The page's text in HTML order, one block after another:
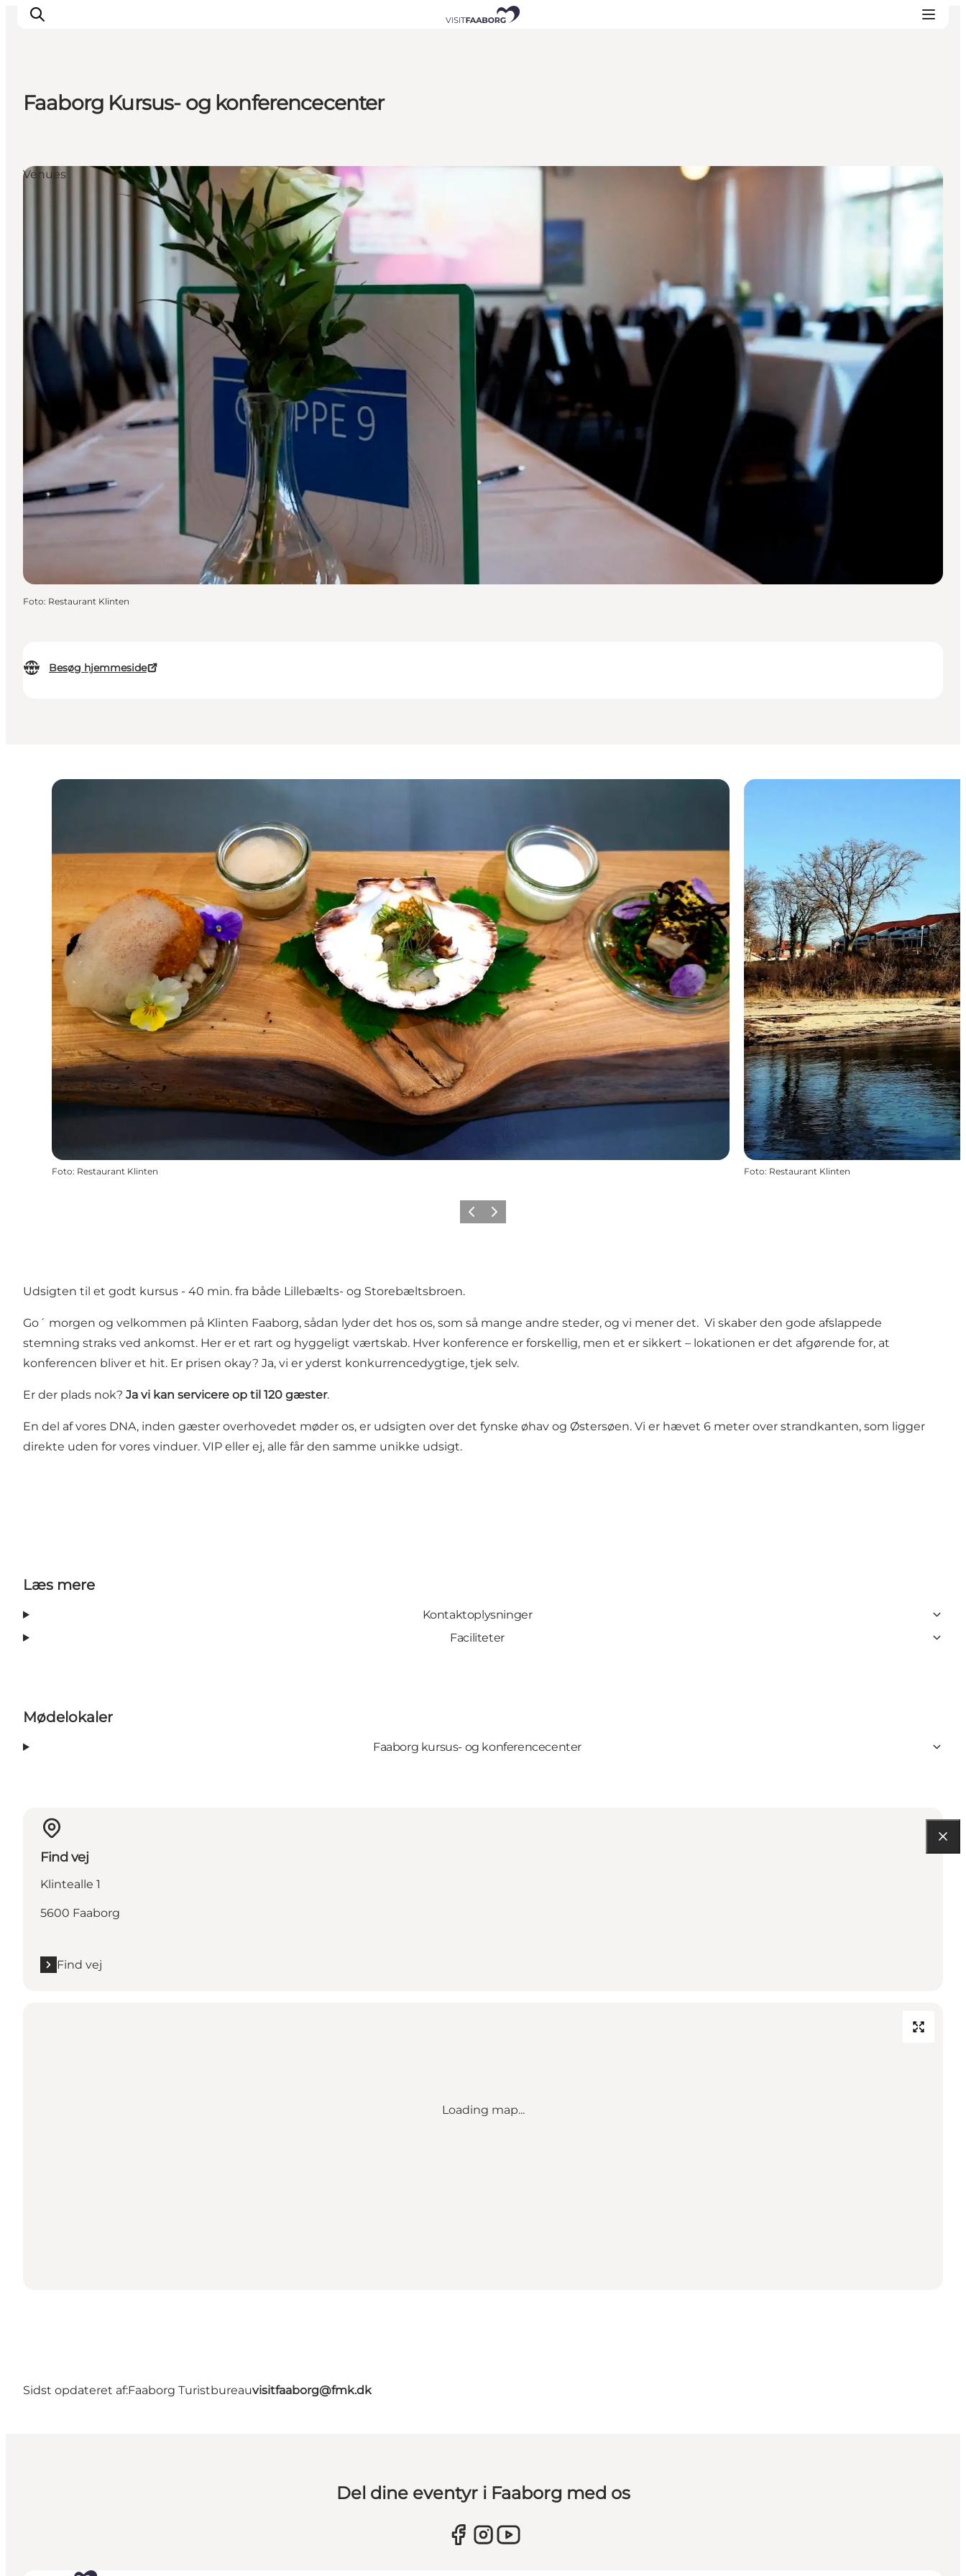
Oplevelser
Øhop
Faaborg Kursus- og konferencecenter
Besøg hjemmeside
Venues
Foto: Restaurant Klinten
Foto: Restaurant Klinten Foto: Restaurant Klinten
Forrige billede
Næste billede
Udsigten til et godt kursus - 40 min. fra både Lillebælts- og Storebæltsbroen.
Go´ morgen og velkommen på Klinten Faaborg, sådan lyder det hos os, som så mange andre steder, og vi mener det. Vi skaber den gode afslappede
stemning straks ved ankomst. Her er et rart og hyggeligt værtskab. Hver konference er forskellig, men et er sikkert – lokationen er det afgørende for, at
konferencen bliver et hit. Er prisen okay? Ja, vi er yderst konkurrencedygtige, tjek selv.
Er der plads nok? Ja vi kan servicere op til 120 gæster.
En del af vores DNA, inden gæster overhovedet møder os, er udsigten over det fynske øhav og Østersøen. Vi er hævet 6 meter over strandkanten, som ligger
direkte uden for vores vinduer. VIP eller ej, alle får den samme unikke udsigt.
Læs mere
Kontaktoplysninger
Faciliteter
Mødelokaler
Faaborg kursus- og konferencecenter
Find vej
Klintealle 1
5600 Faaborg
Find vej
Loading map...
Sidst opdateret af:Faaborg Turistbureauvisitfaaborg@fmk.dk
Del dine eventyr i Faaborg med os